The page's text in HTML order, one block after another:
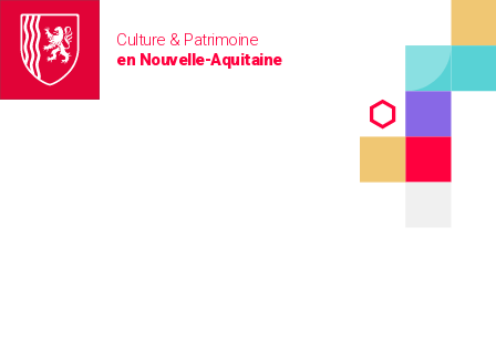
Culture & Patrimoine
en Nouvelle-Aquitaine